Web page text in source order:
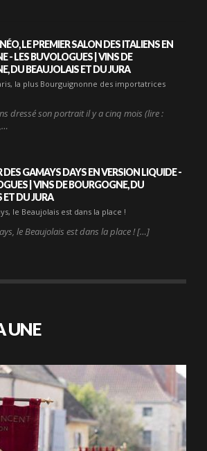
LE PREMIER SALON DES ITALIENS EN
- LES BUVOLOGUES | VINS DE
DU BEAUJOLAIS ET DU JURA
la plus Bourguignonne des importatrices
dressé son portrait il y a cinq mois (lire :
DES GAMAYS DAYS EN VERSION LIQUIDE -
| VINS DE BOURGOGNE, DU
ET DU JURA
le Beaujolais est dans la place !
le Beaujolais est dans la place ! […]
UNE